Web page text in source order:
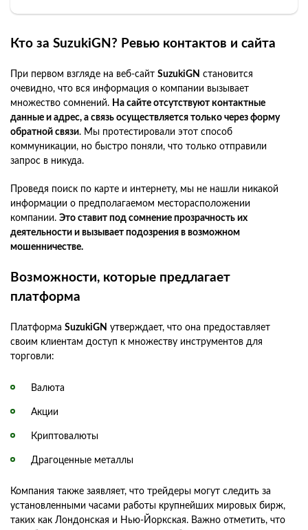
Кто за SuzukiGN? Ревью контактов и сайта
При первом взгляде на веб-сайт SuzukiGN становится
очевидно, что вся информация о компании вызывает
множество сомнений. На сайте отсутствуют контактные
данные и адрес, а связь осуществляется только через форму
обратной связи. Мы протестировали этот способ
коммуникации, но быстро поняли, что только отправили
запрос в никуда.
Проведя поиск по карте и интернету, мы не нашли никакой
информации о предполагаемом месторасположении
компании. Это ставит под сомнение прозрачность их
деятельности и вызывает подозрения в возможном
мошенничестве.
Возможности, которые предлагает
платформа
Платформа SuzukiGN утверждает, что она предоставляет
своим клиентам доступ к множеству инструментов для
торговли:
Валюта
Акции
Криптовалюты
Драгоценные металлы
Компания также заявляет, что трейдеры могут следить за
установленными часами работы крупнейших мировых бирж,
таких как Лондонская и Нью-Йоркская. Важно отметить, что